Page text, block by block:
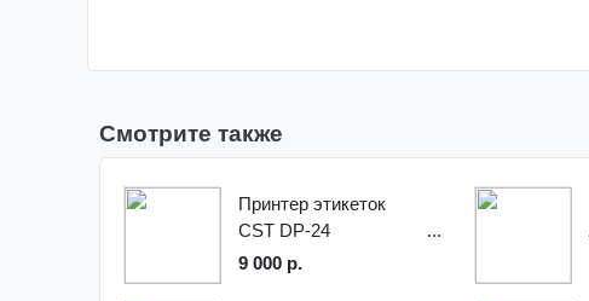
Смотрите также
Принтер этикеток
CST DP-24
9 000 р.